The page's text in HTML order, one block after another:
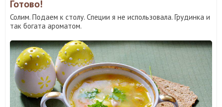
Готово!
Солим. Подаем к столу. Специи я не использовала. Грудинка и
так богата ароматом.